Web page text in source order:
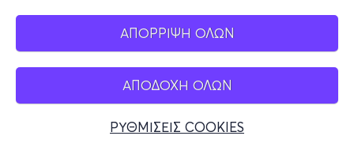
ΑΠΟΡΡΙΨΗ ΟΛΩΝ
ΑΠΟΔΟΧΗ ΟΛΩΝ
ΡΥΘΜΙΣΕΙΣ COOKIES